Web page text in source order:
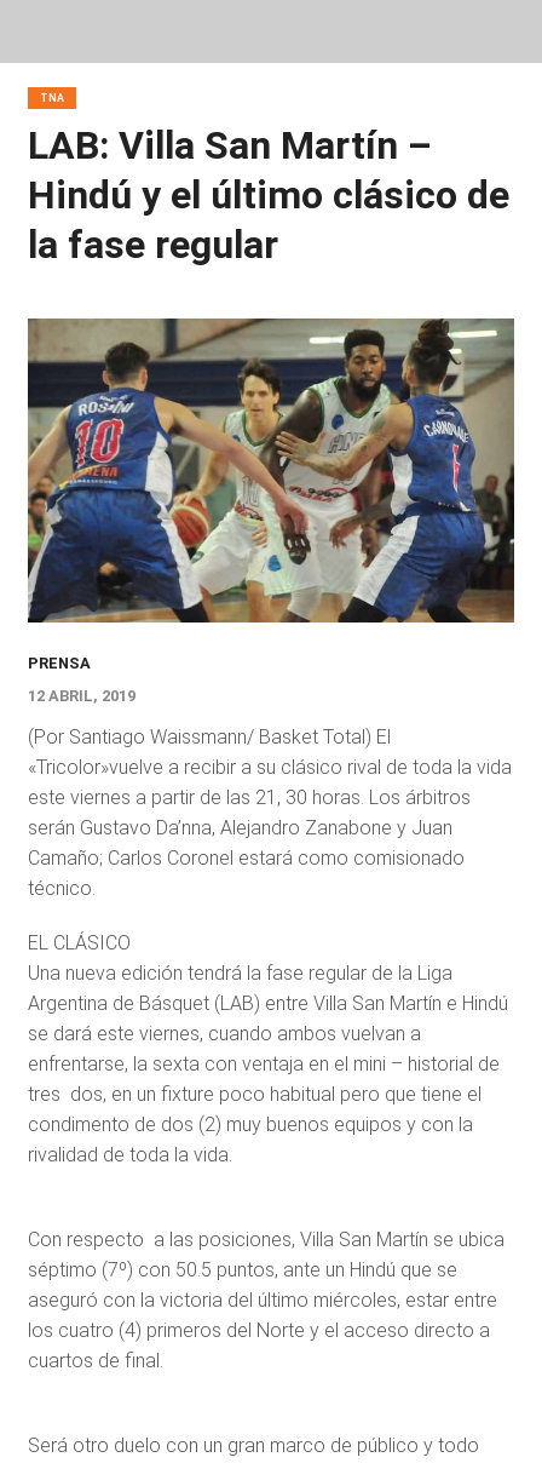
TNA
LAB: Villa San Martín –
Hindú y el último clásico de
la fase regular
PRENSA
12 ABRIL, 2019
(Por Santiago Waissmann/ Basket Total) El
«Tricolor»vuelve a recibir a su clásico rival de toda la vida
este viernes a partir de las 21, 30 horas. Los árbitros
serán Gustavo Da’nna, Alejandro Zanabone y Juan
Camaño; Carlos Coronel estará como comisionado
técnico.
EL CLÁSICO
Una nueva edición tendrá la fase regular de la Liga
Argentina de Básquet (LAB) entre Villa San Martín e Hindú
se dará este viernes, cuando ambos vuelvan a
enfrentarse, la sexta con ventaja en el mini – historial de
tres dos, en un fixture poco habitual pero que tiene el
condimento de dos (2) muy buenos equipos y con la
rivalidad de toda la vida.
Con respecto a las posiciones, Villa San Martín se ubica
séptimo (7º) con 50.5 puntos, ante un Hindú que se
aseguró con la victoria del último miércoles, estar entre
los cuatro (4) primeros del Norte y el acceso directo a
cuartos de final.
Será otro duelo con un gran marco de público y todo